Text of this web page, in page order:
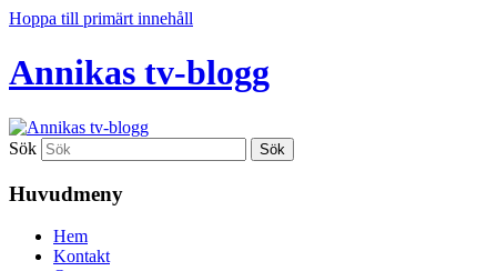
Hoppa till primärt innehåll
Annikas tv-blogg
Sök
Huvudmeny
Hem
Kontakt